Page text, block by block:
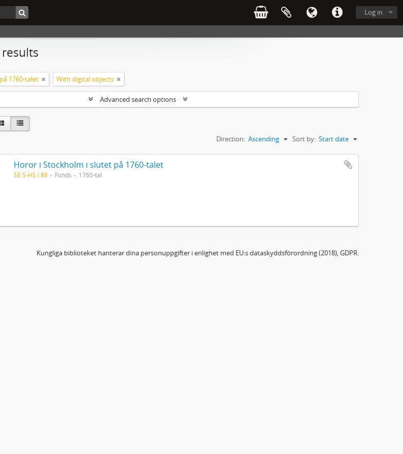
Log in
1760-talet With digital objects
Advanced search options
Sort by: Start date
Direction: Ascending
Horor i Stockholm i slutet på 1760-talet
SE S-HS I 88 Fonds 1760-tal
Kungliga biblioteket hanterar dina personuppgifter i enlighet med EU:s dataskyddsförordning (2018), GDPR.